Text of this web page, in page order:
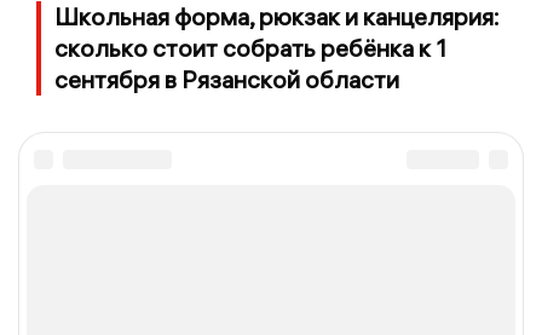
Школьная форма, рюкзак и канцелярия:
сколько стоит собрать ребёнка к 1
сентября в Рязанской области